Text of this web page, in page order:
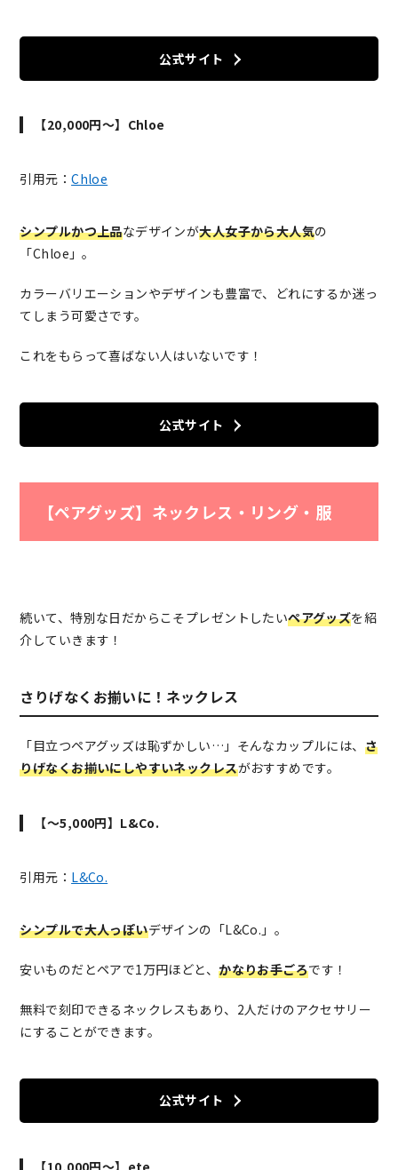
公式サイト
【20,000円～】Chloe
引用元：Chloe
シンプルかつ上品なデザインが大人女子から大人気の
「Chloe」。
カラーバリエーションやデザインも豊富で、どれにするか迷っ
てしまう可愛さです。
これをもらって喜ばない人はいないです！
公式サイト
【ペアグッズ】ネックレス・リング・服
続いて、特別な日だからこそプレゼントしたいペアグッズを紹
介していきます！
さりげなくお揃いに！ネックレス
「目立つペアグッズは恥ずかしい…」そんなカップルには、 さ
りげなくお揃いにしやすいネックレスがおすすめです。
【～5,000円】L&Co.
引用元： L&Co.
シンプルで大人っぽいデザインの「L&Co.」。
安いものだとペアで1万円ほどと、かなりお手ごろです！
無料で刻印できるネックレスもあり、2人だけのアクセサリー
にすることができます。
公式サイト
【10,000円～】ete